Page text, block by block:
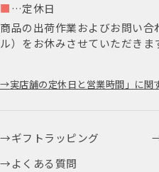
■ …定休日
商品の出荷作業およびお問い合
ル）をお休みさせていただきま
実店舗の定休日と営業時間」に関
ギフトラッピング
よくある質問